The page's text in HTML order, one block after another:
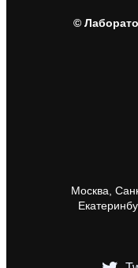
©
Москва,